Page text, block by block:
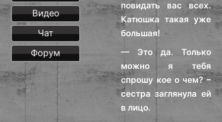
повидать вас всех.
Катюшка такая уже
большая!
— Это да. Только
можно я тебя
спрошу кое о чем? –
сестра заглянула ей
в лицо.
Видео
Чат
Форум